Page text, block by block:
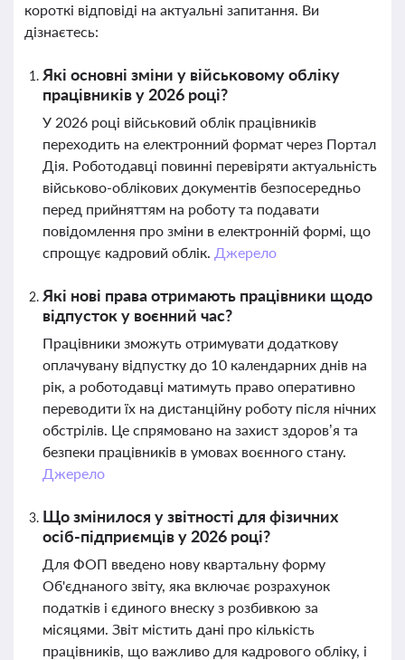
короткі відповіді на актуальні запитання. Ви
дізнаєтесь:
Які основні зміни у військовому обліку
працівників у 2026 році?
У 2026 році військовий облік працівників
переходить на електронний формат через Портал
Дія. Роботодавці повинні перевіряти актуальність
військово-облікових документів безпосередньо
перед прийняттям на роботу та подавати
повідомлення про зміни в електронній формі, що
спрощує кадровий облік. Джерело
Які нові права отримають працівники щодо
відпусток у воєнний час?
Працівники зможуть отримувати додаткову
оплачувану відпустку до 10 календарних днів на
рік, а роботодавці матимуть право оперативно
переводити їх на дистанційну роботу після нічних
обстрілів. Це спрямовано на захист здоров’я та
безпеки працівників в умовах воєнного стану.
Джерело
Що змінилося у звітності для фізичних
осіб-підприємців у 2026 році?
Для ФОП введено нову квартальну форму
Об'єднаного звіту, яка включає розрахунок
податків і єдиного внеску з розбивкою за
місяцями. Звіт містить дані про кількість
працівників, що важливо для кадрового обліку, і